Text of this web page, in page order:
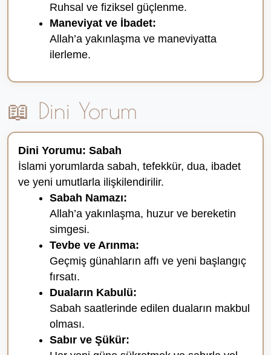
Ruhsal ve fiziksel güçlenme.
Maneviyat ve İbadet:
Allah’a yakınlaşma ve maneviyatta
ilerleme.
📖 Dini Yorum
Dini Yorumu: Sabah
İslami yorumlarda sabah, tefekkür, dua, ibadet
ve yeni umutlarla ilişkilendirilir.
Sabah Namazı:
Allah’a yakınlaşma, huzur ve bereketin
simgesi.
Tevbe ve Arınma:
Geçmiş günahların affı ve yeni başlangıç
fırsatı.
Duaların Kabulü:
Sabah saatlerinde edilen duaların makbul
olması.
Sabır ve Şükür: